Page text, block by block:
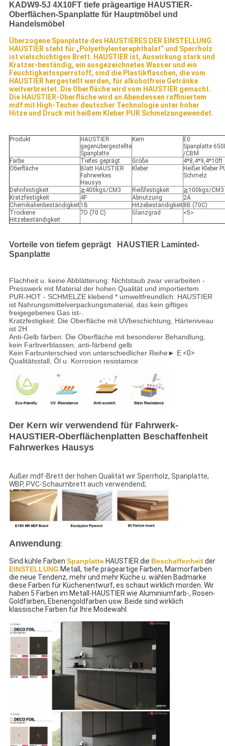
KADW9-5J 4X10FT tiefe prägeartige HAUSTIER-
Oberflächen-Spanplatte für Hauptmöbel und
Handelsmöbel
Überzogene Spanplatte des HAUSTIERES DER EINSTELLUNG.
HAUSTIER steht für „Polyethylenterephthalat“ und Sperrholz
ist vielschichtiges Brett. HAUSTIER ist, Auswirkung stark und
Kratzer-beständig, ein ausgezeichnetes Wasser und ein
Feuchtigkeitssperrstoff, sind die Plastikflaschen, die vom
HAUSTIER hergestellt werden, für alkoholfreie Getränke
weitverbreitet. Die Oberfläche wird vom HAUSTIER gemacht.
Die HAUSTIER-Oberfläche wird an Abendessen raffiniertem
mdf mit High-Techer deutscher Technologie unter hoher
Hitze und Druck mit heißem Kleber PUR Schmelzangewendet.
Produkt
HAUSTIER
gegenübergestellte
Spanplatte
Kern
E0
Spanplatte
/CBM
Farbe
Tiefes geprägt Größe
4*8,4*9,4*10ft
Oberfläche
Blatt HAUSTIER
Fahrwerkes
Hausys
Kleber
Heißer Kleber
Schmelz
Dehnfestigkeit ≧400kgs/CM3 Reißfestigkeit
≧100kgs/CM3
Kratzfestigkeit
4F Abnutzung
2A
Chemikalienbeständigkeit1B Hitzebeständigkeit8B (70C)
Trockene
Hitzebeständigkeit
7D (70 C) Glanzgrad <5>
Vorteile von tiefem geprägt HAUSTIER Laminted-
Spanplatte
Flachheit u. keine Abblätterung: Nichtstaub zwar verarbeiten -
Presswerk mit Material der hohen Qualität und importiertem
PUR-HOT - SCHMELZE klebend * umweltfreundlich: HAUSTIER
ist Nahrungsmittelverpackungsmaterial, das kein giftiges
freigegebenes Gas ist-.
Kratzfestigkeit: Die Oberfläche mit UVbeschichtung, Härteniveau
ist 2H
Anti-Gelb färben: Die Oberfläche mit besonderer Behandlung,
kein Farbverblassen, anti-färbend gelb
Kein Farbunterschied von unterschiedlicher Reihe► E<0>
Qualitätsstall, Öl u. Korrosion resistamce
Der Kern wir verwendend für Fahrwerk-
HAUSTIER-Oberflächenplatten Beschaffenheit
Fahrwerkes Hausys
Außer mdf-Brett der hohen Qualität wir Sperrholz, Spanplatte,
WBP, PVC-Schaumbrett auch verwendend;
Anwendung:
Sind kühle Farben Spanplatte HAUSTIER die Beschaffenheitder
EINSTELLUNG Metall, tiefe prägeartige Farben, Marmorfarben
die neue Tendenz, mehr und mehr Küche u. wählen Badmarke
diese Farben für Küchenentwurf, es schaut wirklich morden. Wir
haben 5 Farben im Metall-HAUSTIER wie Aluminiumfarb-, Rosen-
Goldfarben, Ebenengoldfarben usw. Beide sind wirklich
klassische Farben für Ihre Modewahl.